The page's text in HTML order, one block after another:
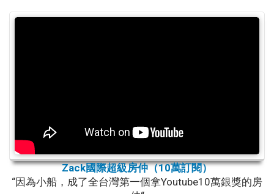
Zack國際超級房仲（10萬訂閱）
“因為小船，成了全台灣第一個拿Youtube10萬銀獎的房